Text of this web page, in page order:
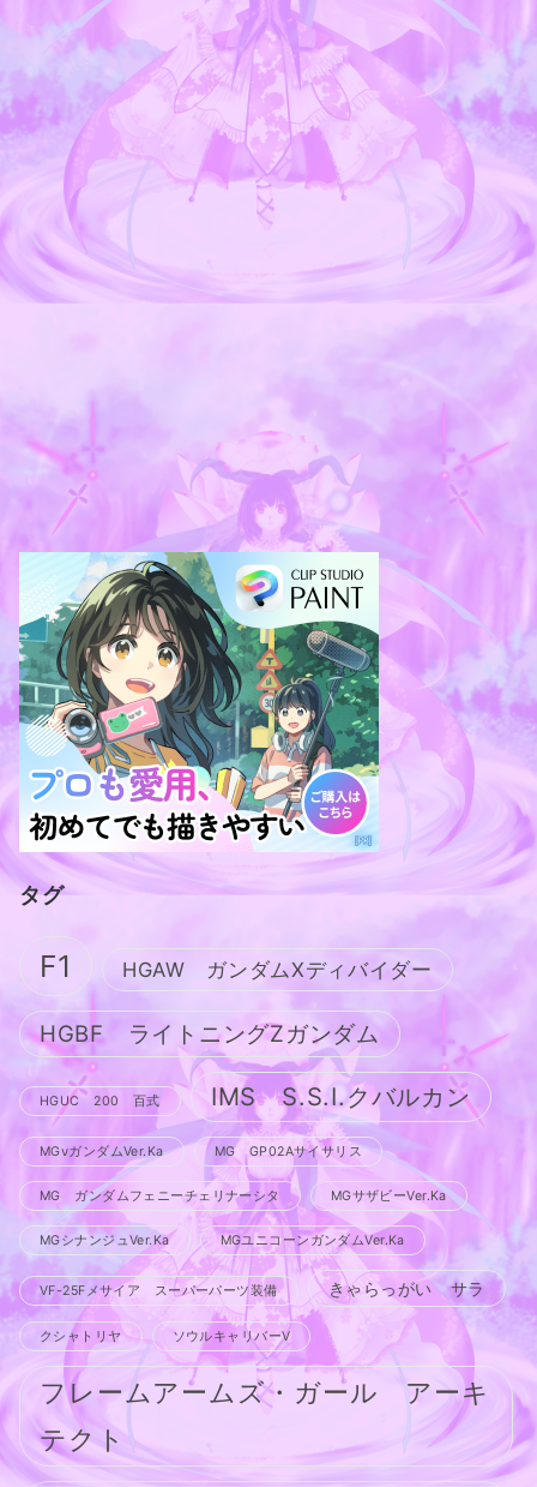
タグ
F1 HGAW ガンダムXディバイダー
HGBF ライトニングZガンダム
HGUC 200 百式 IMS S.S.I.クバルカン
MGνガンダムVer.Ka MG GP02Aサイサリス
MG ガンダムフェニーチェリナーシタ MGサザビーVer.Ka
MGシナンジュVer.Ka MGユニコーンガンダムVer.Ka
VF-25Fメサイア スーパーパーツ装備 きゃらっがい サラ
クシャトリヤ ソウルキャリバーV
フレームアームズ・ガール アーキ
テクト